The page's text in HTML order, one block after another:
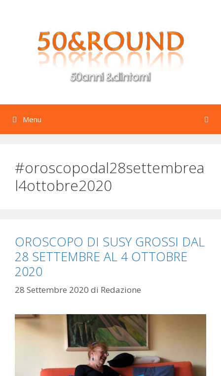
Menu
#oroscopodal28settembrea
l4ottobre2020
OROSCOPO DI SUSY GROSSI DAL
28 SETTEMBRE AL 4 OTTOBRE
2020
28 Settembre 2020 di Redazione